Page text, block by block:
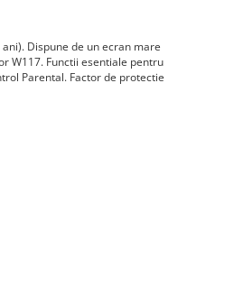
Dispune de un ecran mare
W117. Functii esentiale pentru
Parental. Factor de protectie